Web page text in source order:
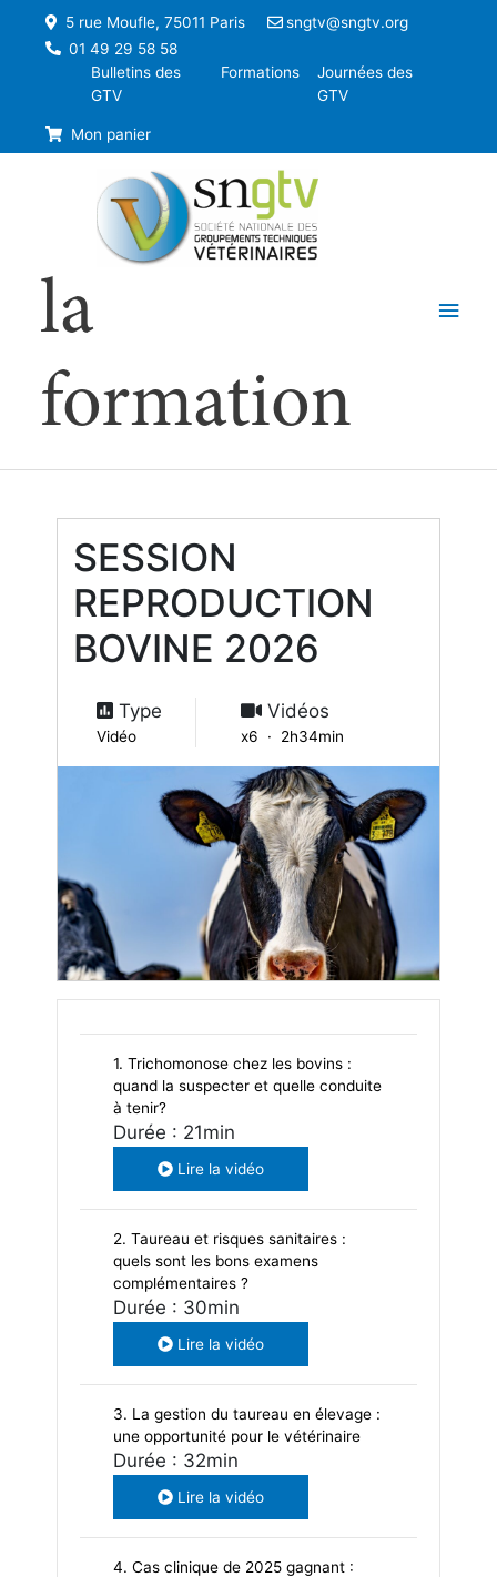
5 rue Moufle, 75011 Paris
sngtv@sngtv.org
01 49 29 58 58
Bulletins des
GTV
Formations
Journées des
GTV
Mon panier
la
formation
SESSION
REPRODUCTION
BOVINE 2026
Type
Vidéo
Vidéos
x6 · 2h34min
1. Trichomonose chez les bovins :
quand la suspecter et quelle conduite
à tenir?
Durée : 21min
Lire la vidéo
2. Taureau et risques sanitaires :
quels sont les bons examens
complémentaires ?
Durée : 30min
Lire la vidéo
3. La gestion du taureau en élevage :
une opportunité pour le vétérinaire
Durée : 32min
Lire la vidéo
4. Cas clinique de 2025 gagnant :